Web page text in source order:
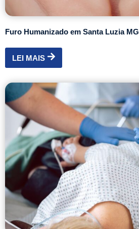
Furo Humanizado em Santa Luzia MG
LEI MAIS